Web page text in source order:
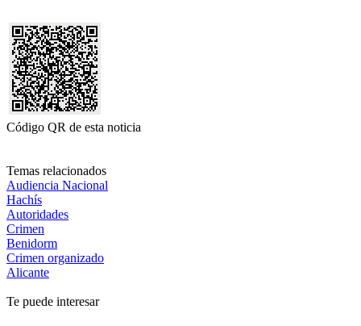
Código QR de esta noticia
Temas relacionados
Audiencia Nacional
Hachís
Autoridades
Crimen
Benidorm
Crimen organizado
Alicante
Te puede interesar